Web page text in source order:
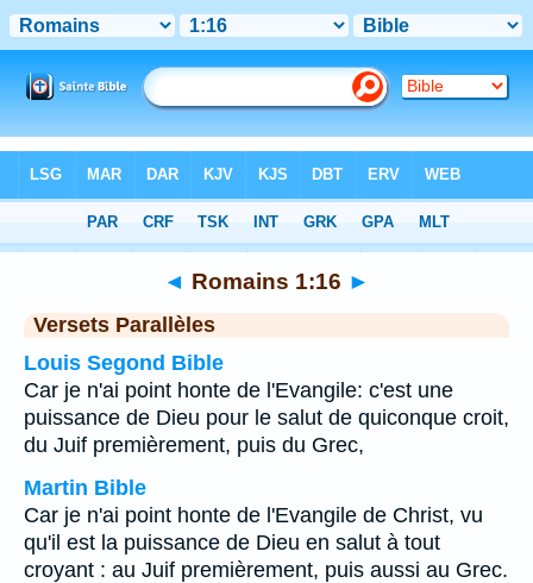
Chapitre 1 > Verset 16
◄ Romains 1:16 ►
Versets Parallèles
Louis Segond Bible
Car je n'ai point honte de l'Evangile: c'est une
puissance de Dieu pour le salut de quiconque croit,
du Juif premièrement, puis du Grec,
Martin Bible
Car je n'ai point honte de l'Evangile de Christ, vu
qu'il est la puissance de Dieu en salut à tout
croyant : au Juif premièrement, puis aussi au Grec.